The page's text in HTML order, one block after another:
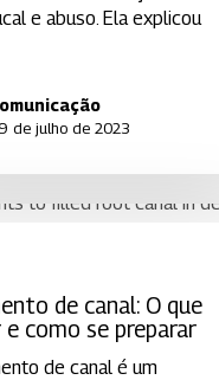
e abuso. Ela explicou
de julho de 2023
de canal: O que
e como se preparar
de canal é um